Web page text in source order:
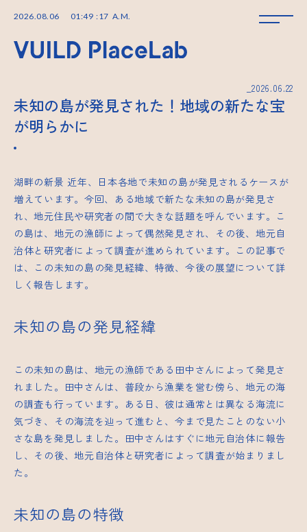
2026.08.06 01:49 :17 A.M.
_2026.06.22
未知の島が発見された！地域の新たな宝
が明らかに
湖畔の新景 近年、日本各地で未知の島が発見されるケースが
増えています。今回、ある地域で新たな未知の島が発見さ
れ、地元住民や研究者の間で大きな話題を呼んでいます。こ
の島は、地元の漁師によって偶然発見され、その後、地元自
治体と研究者によって調査が進められています。この記事で
は、この未知の島の発見経緯、特徴、今後の展望について詳
しく報告します。
未知の島の発見経緯
この未知の島は、地元の漁師である田中さんによって発見さ
れました。田中さんは、普段から漁業を営む傍ら、地元の海
の調査も行っています。ある日、彼は通常とは異なる海流に
気づき、その海流を辿って進むと、今まで見たことのない小
さな島を発見しました。田中さんはすぐに地元自治体に報告
し、その後、地元自治体と研究者によって調査が始まりまし
た。
未知の島の特徴